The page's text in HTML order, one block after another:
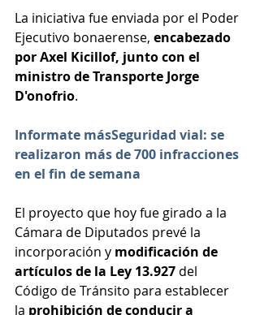
La iniciativa fue enviada por el Poder
Ejecutivo bonaerense, encabezado
por Axel Kicillof, junto con el
ministro de Transporte Jorge
D'onofrio.
Informate másSeguridad vial: se
realizaron más de 700 infracciones
en el fin de semana
El proyecto que hoy fue girado a la
Cámara de Diputados prevé la
incorporación y modificación de
artículos de la Ley 13.927 del
Código de Tránsito para establecer
la prohibición de conducir a